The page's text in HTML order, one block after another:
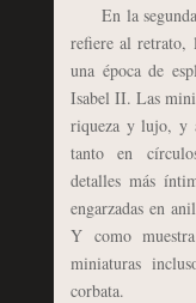
En la segunda
refiere al retrato,
una época de
Isabel II. Las
riqueza y lujo, y
tanto en
detalles más
engarzadas en
Y como
miniaturas
corbata.